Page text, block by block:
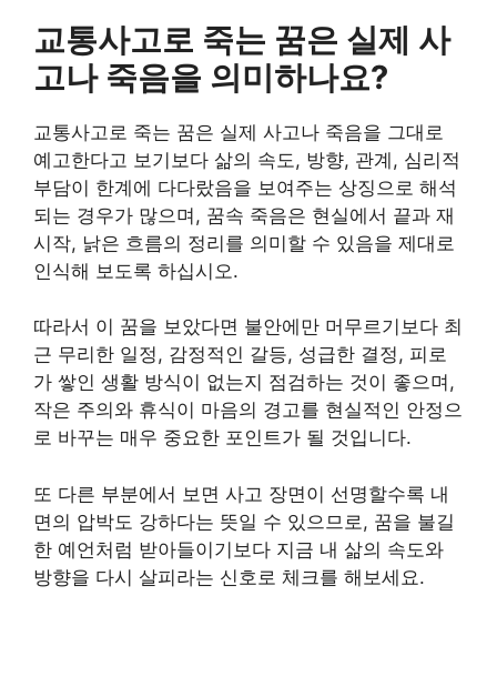
교통사고로 죽는 꿈은 실제 사
고나 죽음을 의미하나요?
교통사고로 죽는 꿈은 실제 사고나 죽음을 그대로
예고한다고 보기보다 삶의 속도, 방향, 관계, 심리적
부담이 한계에 다다랐음을 보여주는 상징으로 해석
되는 경우가 많으며, 꿈속 죽음은 현실에서 끝과 재
시작, 낡은 흐름의 정리를 의미할 수 있음을 제대로
인식해 보도록 하십시오.
따라서 이 꿈을 보았다면 불안에만 머무르기보다 최
근 무리한 일정, 감정적인 갈등, 성급한 결정, 피로
가 쌓인 생활 방식이 없는지 점검하는 것이 좋으며,
작은 주의와 휴식이 마음의 경고를 현실적인 안정으
로 바꾸는 매우 중요한 포인트가 될 것입니다.
또 다른 부분에서 보면 사고 장면이 선명할수록 내
면의 압박도 강하다는 뜻일 수 있으므로, 꿈을 불길
한 예언처럼 받아들이기보다 지금 내 삶의 속도와
방향을 다시 살피라는 신호로 체크를 해보세요.